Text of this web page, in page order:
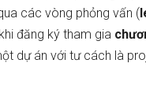
các vòng phỏng vấn (
đăng ký tham gia
dự án với tư cách là